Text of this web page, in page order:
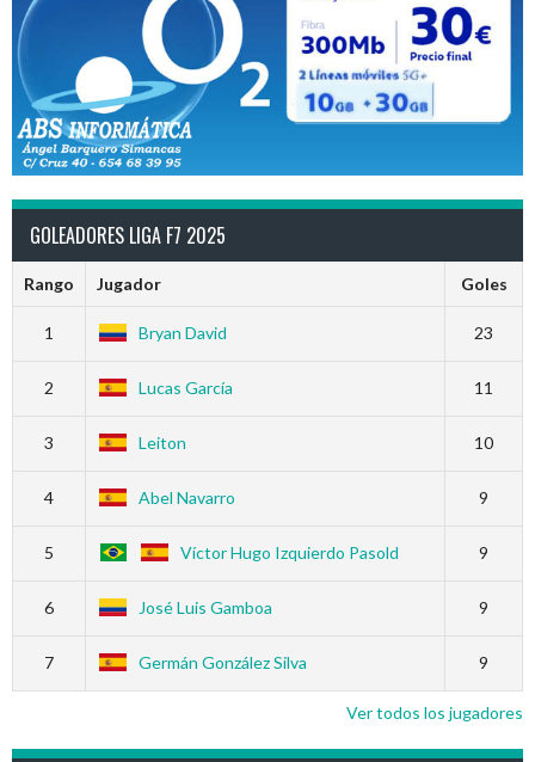
GOLEADORES LIGA F7 2025
Rango Jugador Goles
1 Bryan David 23
2 Lucas García 11
3 Leiton 10
4 Abel Navarro 9
5 Víctor Hugo Izquierdo Pasold 9
6 José Luis Gamboa 9
7 Germán González Silva 9
Ver todos los jugadores